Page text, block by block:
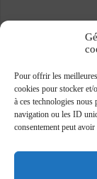
Pour offrir les
cookies pour stocker et/
à ces technologies nous
navigation ou les ID
consentement peut